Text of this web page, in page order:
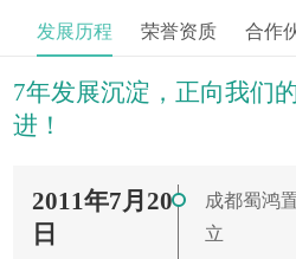
发展历程 荣誉资质 合作
7年发展沉淀，正向我们
进！
2011年7月20
日
成都蜀鸿
立